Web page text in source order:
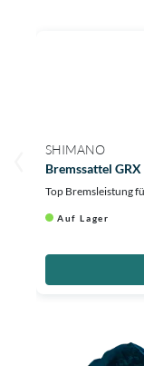
SHIMANO
Bremssattel
Top Bremsleistung
Auf Lager